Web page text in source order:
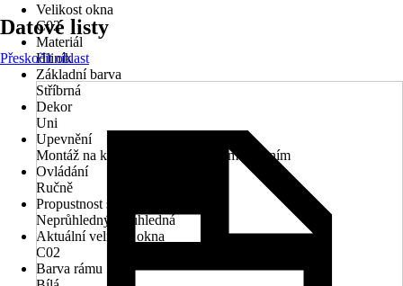
Velikost okna
C02
Materiál
Hliník
Základní barva
Stříbrná
Dekor
Uni
Upevnění
Montáž na křídlo, Montáž s bočním vedením
Ovládání
Ručně
Propustnost světla
Neprůhledný, Průhledná
Aktuální velikost okna
C02
Barva rámu
Datové listy
Přeskočit oblast